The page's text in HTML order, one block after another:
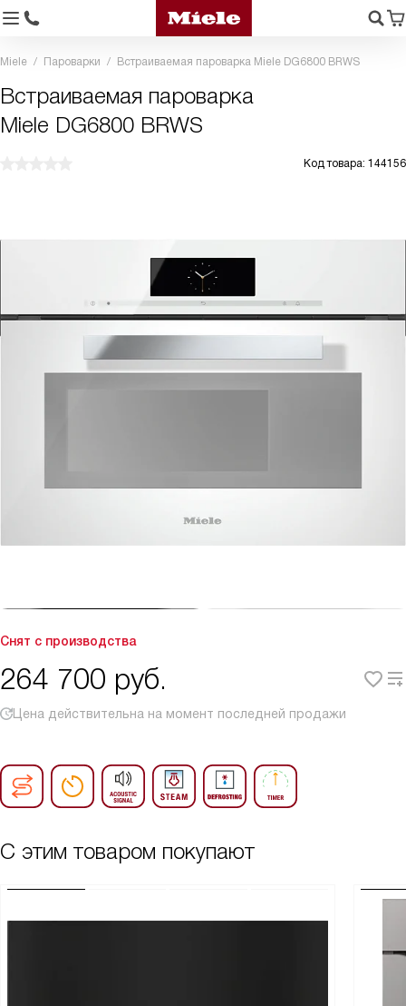
Miele Пароварки Встраиваемая пароварка Miele DG6800 BRWS
Встраиваемая пароварка
Miele DG6800 BRWS
Код товара: 144156
Снят с производства
264 700 руб.
Цена действительна на момент последней продажи
С этим товаром покупают